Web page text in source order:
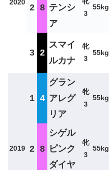
2020
2 8 テンシ
ア
3
55kg
3 2
スマイ
ルカナ
牝
3
55kg
2019
1 4
グラン
アレグ
リア
牝
3
55kg
2 8
シゲル
ピンク
ダイヤ
牝
3
55kg